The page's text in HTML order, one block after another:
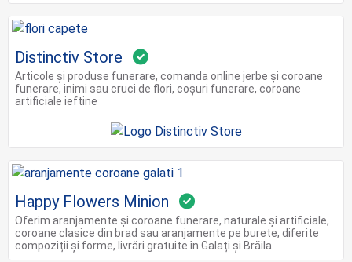
Distinctiv Store
Articole și produse funerare, comanda online jerbe și coroane
funerare, inimi sau cruci de flori, coșuri funerare, coroane
artificiale ieftine
Happy Flowers Minion
Oferim aranjamente și coroane funerare, naturale și artificiale,
coroane clasice din brad sau aranjamente pe burete, diferite
compoziții și forme, livrări gratuite în Galați și Brăila